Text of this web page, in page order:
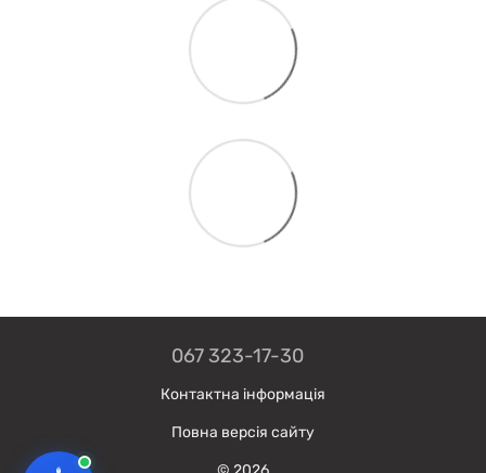
067 323-17-30
Контактна інформація
Повна версія сайту